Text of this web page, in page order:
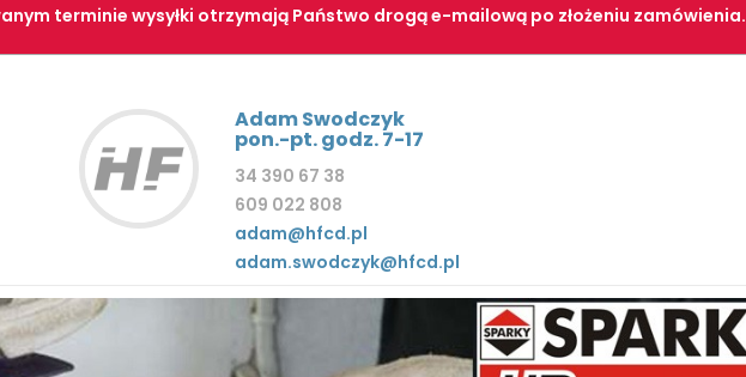
terminie wysyłki otrzymają Państwo drogą e-mailową po złożeniu zamówienia.
Adam Swodczyk
pon.-pt. godz. 7-17
34 390 67 38
609 022 808
adam@hfcd.pl
adam.swodczyk@hfcd.pl